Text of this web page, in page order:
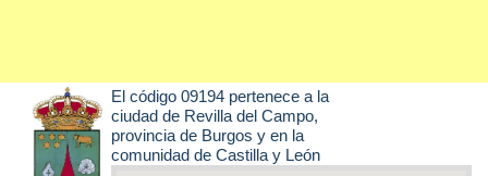
El código 09194 pertenece a la
ciudad de Revilla del Campo,
provincia de Burgos y en la
comunidad de Castilla y León